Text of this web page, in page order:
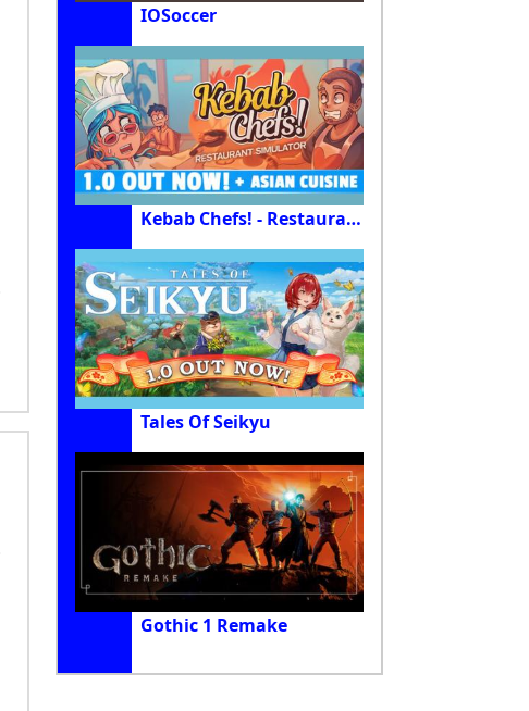
IOSoccer
Kebab Chefs! - Restaurant Simulator
Tales Of Seikyu
Gothic 1 Remake